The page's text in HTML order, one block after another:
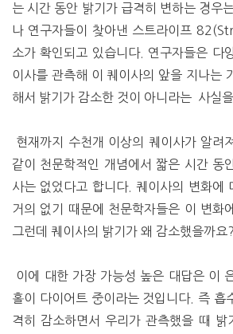
는 시간 동안 밝기가 급격히 변하는 경우
나 연구자들이 찾아낸 스트라이프
소가 확인되고 있습니다. 연구자들은 다
이사를 관측해 이 퀘이사의 앞을 지나는
해서 밝기가 감소한 것이 아니라는 사실
현재까지 수천개 이상의 퀘이사가 알려
같이 천문학적인 개념에서 짧은 시간 동
사는 없었다고 합니다. 퀘이사의 변화에
거의 없기 때문에 천문학자들은 이 변화
그런데 퀘이사의 밝기가 왜 감소했을까요?
이에 대한 가장 가능성 높은 대답은 이
홀이 다이어트 중이라는 것입니다. 즉 흡
격히 감소하면서 우리가 관측했을 때 밝